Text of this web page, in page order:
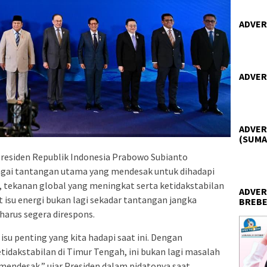
Republik Indonesia Prabowo Subianto
tantangan utama yang mendesak untuk dihadapi
tekanan global yang meningkat serta ketidakstabilan
energi bukan lagi sekadar tantangan jangka
segera direspons.
penting yang kita hadapi saat ini. Dengan
di Timur Tengah, ini bukan lagi masalah